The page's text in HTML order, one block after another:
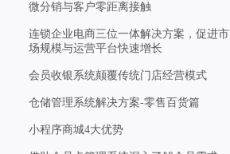
微分销与客户零距离接触
连锁企业电商三位一体解决方案，促进市
场规模与运营平台快速增长
会员收银系统颠覆传统门店经营模式
仓储管理系统解决方案-零售百货篇
小程序商城4大优势